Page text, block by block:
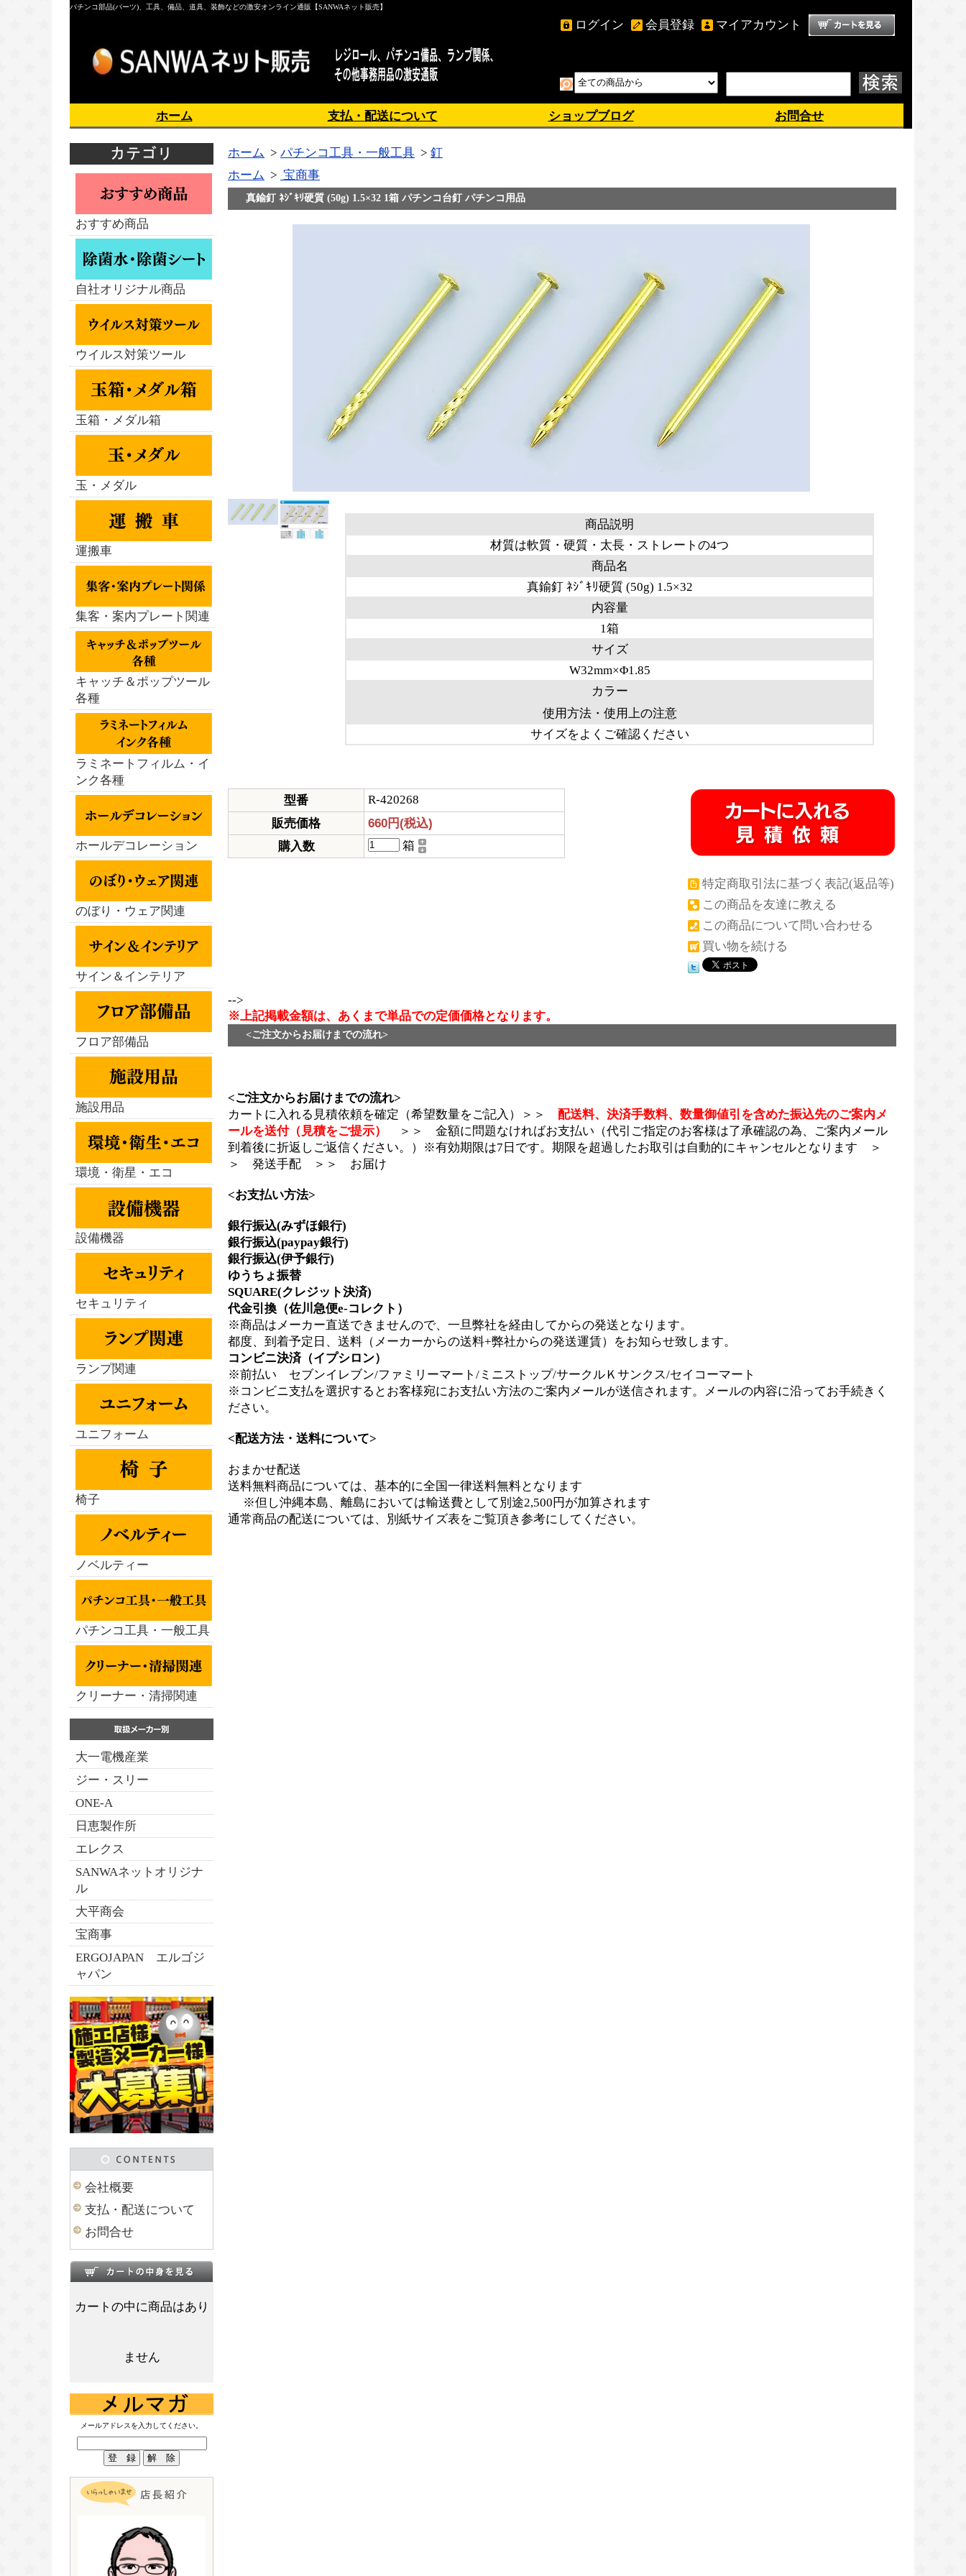
パチンコ部品(パーツ)、工具、備品、道具、装飾などの激安オンライン通販【SANWAネット販売】
マイアカウント
会員登録
ログイン
ホーム 支払・配送について ショップブログ お問合せ
おすすめ商品
自社オリジナル商品
ウイルス対策ツール
玉箱・メダル箱
玉・メダル
運搬車
集客・案内プレート関連
キャッチ＆ポップツール
各種
ラミネートフィルム・イ
ンク各種
ホールデコレーション
のぼり・ウェア関連
サイン＆インテリア
フロア部備品
施設用品
環境・衛星・エコ
設備機器
セキュリティ
ランプ関連
ユニフォーム
椅子
ノベルティー
パチンコ工具・一般工具
クリーナー・清掃関連
大一電機産業
ジー・スリー
ONE-A
日恵製作所
エレクス
SANWAネットオリジナ
ル
大平商会
宝商事
ERGOJAPAN エルゴジ
ャパン
会社概要
支払・配送について
お問合せ
カートの中に商品はあり
ません
メールアドレスを入力してください。
ホーム > パチンコ工具・一般工具 > 釘
ホーム > 宝商事
真鍮釘 ﾈｼﾞｷﾘ硬質 (50g) 1.5×32 1箱 パチンコ台釘 パチンコ用品
商品説明
材質は軟質・硬質・太長・ストレートの4つ
商品名
真鍮釘 ﾈｼﾞｷﾘ硬質 (50g) 1.5×32
内容量
1箱
サイズ
W32mm×Φ1.85
カラー
使用方法・使用上の注意
サイズをよくご確認ください
型番
R-420268
販売価格
660円(税込)
購入数
箱
特定商取引法に基づく表記(返品等)
この商品を友達に教える
この商品について問い合わせる
買い物を続ける
-->
※上記掲載金額は、あくまで単品での定価価格となります。
<ご注文からお届けまでの流れ>
<ご注文からお届けまでの流れ>
カートに入れる見積依頼を確定（希望数量をご記入）＞＞ 配送料、決済手数料、数量御値引を含めた振込先のご案内メ
ールを送付（見積をご提示）
＞＞ 金額に問題なければお支払い（代引ご指定のお客様は了承確認の為、ご案内メール
到着後に折返しご返信ください。）※有効期限は7日です。期限を超過したお取引は自動的にキャンセルとなります ＞
＞ 発送手配 ＞＞ お届け
<お支払い方法>
銀行振込(みずほ銀行)
銀行振込(paypay銀行)
銀行振込(伊予銀行)
ゆうちょ振替
SQUARE(クレジット決済)
代金引換（佐川急便e-コレクト）
※商品はメーカー直送できませんので、一旦弊社を経由してからの発送となります。
都度、到着予定日、送料（メーカーからの送料+弊社からの発送運賃）をお知らせ致します。
コンビニ決済（イプシロン）
※前払い セブンイレブン/ファミリーマート/ミニストップ/サークルＫサンクス/セイコーマート
※コンビニ支払を選択するとお客様宛にお支払い方法のご案内メールが送信されます。メールの内容に沿ってお手続きく
ださい。
<配送方法・送料について>
おまかせ配送
送料無料商品については、基本的に全国一律送料無料となります
※但し沖縄本島、離島においては輸送費として別途2,500円が加算されます
通常商品の配送については、別紙サイズ表をご覧頂き参考にしてください。